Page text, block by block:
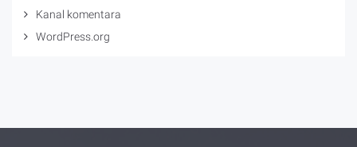
Kanal komentara
WordPress.org